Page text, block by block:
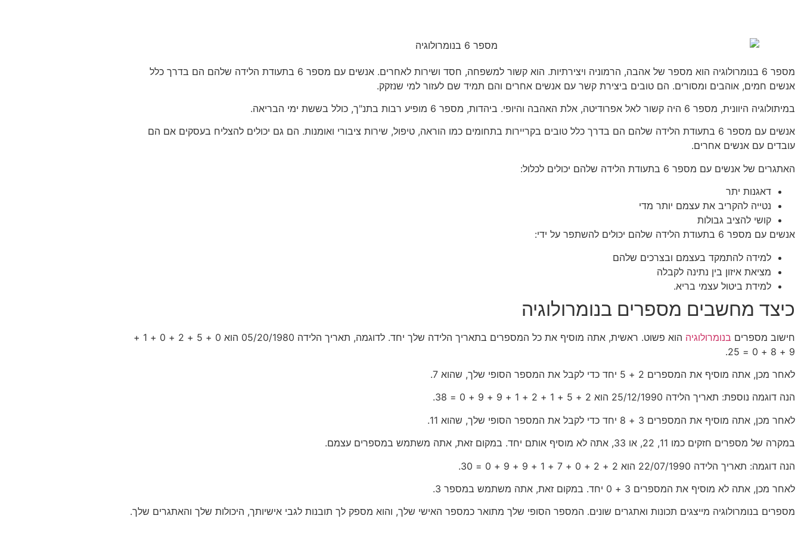
מספר 6 בנומרולוגיה הוא מספר של אהבה, הרמוניה ויצירתיות. הוא קשור למשפחה, חסד ושירות לאחרים. אנשים עם מספר 6 בתעודת הלידה שלהם הם בדרך כלל
אנשים חמים, אוהבים ומסורים. הם טובים ביצירת קשר עם אנשים אחרים והם תמיד שם לעזור למי שנזקק.
במיתולוגיה היוונית, מספר 6 היה קשור לאל אפרודיטה, אלת האהבה והיופי. ביהדות, מספר 6 מופיע רבות בתנ"ך, כולל בששת ימי הבריאה.
אנשים עם מספר 6 בתעודת הלידה שלהם הם בדרך כלל טובים בקריירות בתחומים כמו הוראה, טיפול, שירות ציבורי ואומנות. הם גם יכולים להצליח בעסקים אם הם
עובדים עם אנשים אחרים.
האתגרים של אנשים עם מספר 6 בתעודת הלידה שלהם יכולים לכלול:
דאגנות יתר
נטייה להקריב את עצמם יותר מדי
קושי להציב גבולות
אנשים עם מספר 6 בתעודת הלידה שלהם יכולים להשתפר על ידי:
למידה להתמקד בעצמם ובצרכים שלהם
מציאת איזון בין נתינה לקבלה
למידת ביטול עצמי בריא.
כיצד מחשבים מספרים בנומרולוגיה
חישוב מספרים בנומרולוגיה
הוא פשוט. ראשית, אתה מוסיף את כל המספרים בתאריך הלידה שלך יחד. לדוגמה, תאריך הלידה 05/20/1980 הוא 0 + 5 + 2 + 0 + 1 +
9 + 8 + 0 = 25.
לאחר מכן, אתה מוסיף את המספרים 2 + 5 יחד כדי לקבל את המספר הסופי שלך, שהוא 7.
הנה דוגמה נוספת: תאריך הלידה 25/12/1990 הוא 2 + 5 + 1 + 2 + 1 + 9 + 9 + 0 = 38.
לאחר מכן, אתה מוסיף את המספרים 3 + 8 יחד כדי לקבל את המספר הסופי שלך, שהוא 11.
במקרה של מספרים חזקים כמו 11, 22, או 33, אתה לא מוסיף אותם יחד. במקום זאת, אתה משתמש במספרים עצמם.
הנה דוגמה: תאריך הלידה 22/07/1990 הוא 2 + 2 + 0 + 7 + 1 + 9 + 9 + 0 = 30.
לאחר מכן, אתה לא מוסיף את המספרים 3 + 0 יחד. במקום זאת, אתה משתמש במספר 3.
מספרים בנומרולוגיה מייצגים תכונות ואתגרים שונים. המספר הסופי שלך מתואר כמספר האישי שלך, והוא מספק לך תובנות לגבי אישיותך, היכולות שלך והאתגרים שלך.